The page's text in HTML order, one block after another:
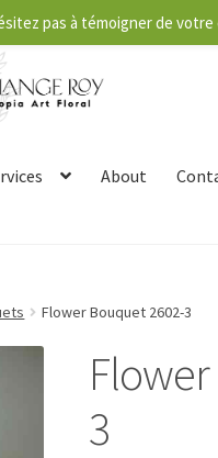
About
Flower Bouquet 2602-3
3
pas à témoigner de